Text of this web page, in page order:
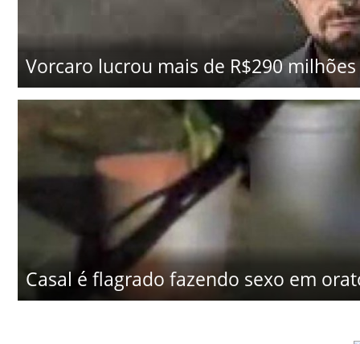
Vorcaro lucrou mais de R$290
Casal é flagrado fazendo sexo em